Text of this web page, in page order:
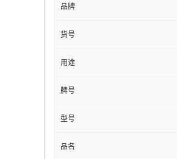
品牌
货号
用途
牌号
型号
品名